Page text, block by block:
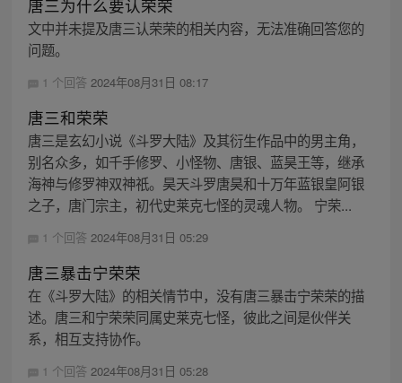
唐三为什么要认荣荣
文中并未提及唐三认荣荣的相关内容，无法准确回答您的
问题。
1 个回答 2024年08月31日 08:17
唐三和荣荣
唐三是玄幻小说《斗罗大陆》及其衍生作品中的男主角，
别名众多，如千手修罗、小怪物、唐银、蓝昊王等，继承
海神与修罗神双神祇。昊天斗罗唐昊和十万年蓝银皇阿银
之子，唐门宗主，初代史莱克七怪的灵魂人物。 宁荣...
1 个回答 2024年08月31日 05:29
唐三暴击宁荣荣
在《斗罗大陆》的相关情节中，没有唐三暴击宁荣荣的描
述。唐三和宁荣荣同属史莱克七怪，彼此之间是伙伴关
系，相互支持协作。
1 个回答 2024年08月31日 05:28